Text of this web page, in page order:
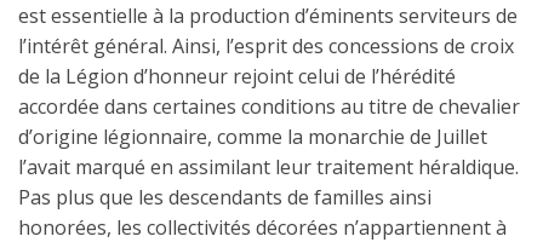
est essentielle à la production d’éminents serviteurs de
l’intérêt général. Ainsi, l’esprit des concessions de croix
de la Légion d’honneur rejoint celui de l’hérédité
accordée dans certaines conditions au titre de chevalier
d’origine légionnaire, comme la monarchie de Juillet
l’avait marqué en assimilant leur traitement héraldique.
Pas plus que les descendants de familles ainsi
honorées, les collectivités décorées n’appartiennent à